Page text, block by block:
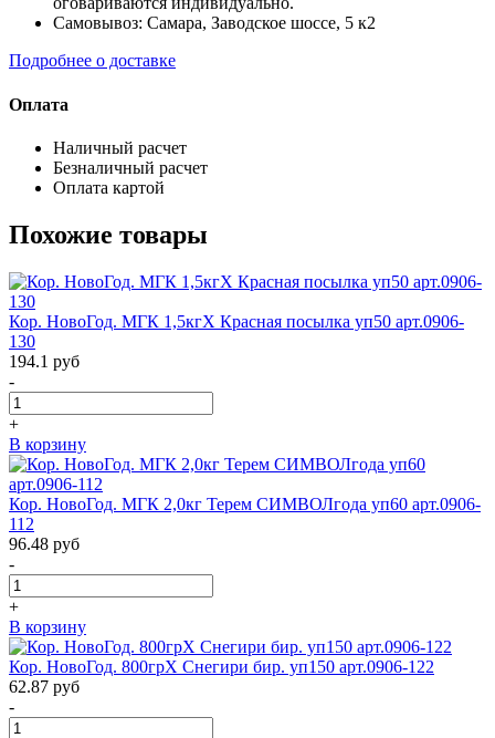
Самовывоз: Самара, Заводское шоссе, 5 к2
Подробнее о доставке
Оплата
Наличный расчет
Безналичный расчет
Оплата картой
Похожие товары
Кор. НовоГод. МГК 1,5кгХ Красная посылка уп50 арт.0906-
130
194.1 руб
-
+
В корзину
Кор. НовоГод. МГК 2,0кг Терем СИМВОЛгода уп60 арт.0906-
112
96.48 руб
-
+
В корзину
Кор. НовоГод. 800грХ Снегири бир. уп150 арт.0906-122
62.87 руб
-